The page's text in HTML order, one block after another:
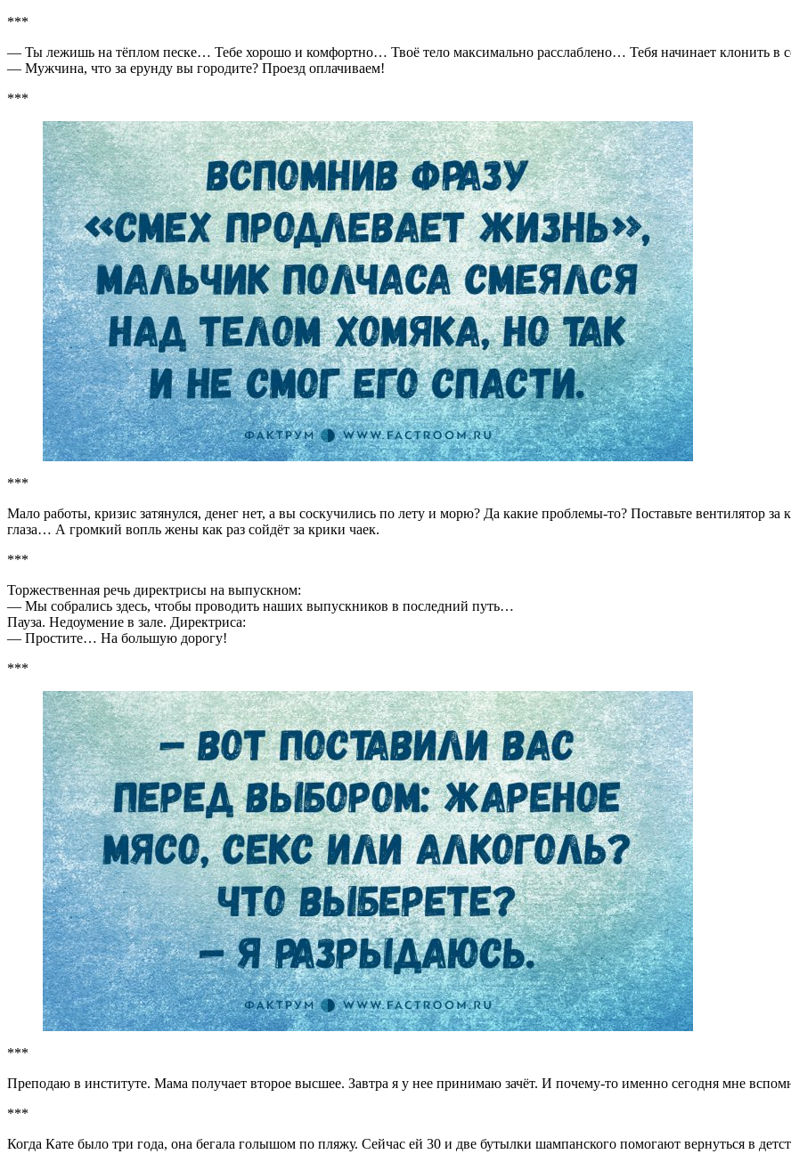
***
— Ты лежишь на тёплом песке… Тебе хорошо и комфортно… Твоё тело максимально расслаблено… Тебя начинает клонить
— Мужчина, что за ерунду вы городите? Проезд оплачиваем!
***
***
Мало работы, кризис затянулся, денег нет, а вы соскучились по лету и морю? Да какие проблемы-то? Поставьте вентилятор
глаза… А громкий вопль жены как раз сойдёт за крики чаек.
***
Торжественная речь директрисы на выпускном:
— Мы собрались здесь, чтобы проводить наших выпускников в последний путь…
Пауза. Недоумение в зале. Директриса:
— Простите… На большую дорогу!
***
***
Преподаю в институте. Мама получает второе высшее. Завтра я у нее принимаю зачёт. И почему-то именно сегодня мне
***
Когда Кате было три года, она бегала голышом по пляжу. Сейчас ей 30 и две бутылки шампанского помогают вернуться в